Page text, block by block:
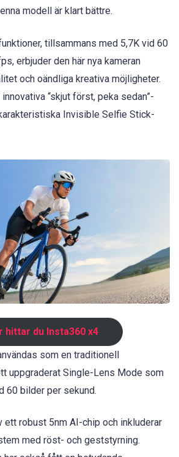
modell är klart bättre.
tillsammans med 5,7K vid 60
erbjuder den här nya kameran
och oändliga kreativa möjligheter.
“skjut först, peka sedan”-
Invisible Selfie Stick-
hittar du Insta360 x4
som en traditionell
uppgraderat Single-Lens Mode som
60 bilder per sekund.
ett robust 5nm AI-chip och inkluderar
med röst- och geststyrning.